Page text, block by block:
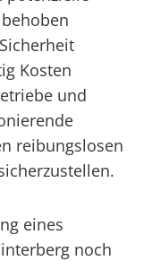
Kosten
und
reibungslosen
eines
noch